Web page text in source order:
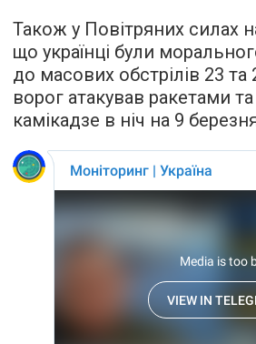
Також у Повітряних силах
що українці були
до масових обстрілів 23
ворог атакував ракетами
камікадзе в ніч на 9